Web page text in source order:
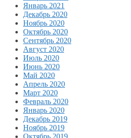
Январь 2021
Декабрь 2020
Ноябрь 2020
Октябрь 2020
Сентябрь 2020
Август 2020
Июль 2020
Июнь 2020
Май 2020
Апрель 2020
Март 2020
Февраль 2020
Январь 2020
Декабрь 2019
Ноябрь 2019
Октябрь 2019